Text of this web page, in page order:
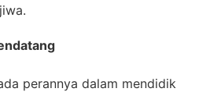
perannya dalam mendidik